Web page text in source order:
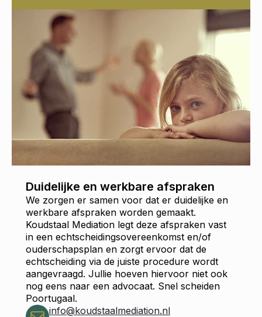
Duidelijke en werkbare afspraken
We zorgen er samen voor dat er duidelijke en
werkbare afspraken worden gemaakt.
Koudstaal Mediation legt deze afspraken vast
in een echtscheidingsovereenkomst en/of
ouderschapsplan en zorgt ervoor dat de
echtscheiding via de juiste procedure wordt
aangevraagd. Jullie hoeven hiervoor niet ook
nog eens naar een advocaat. Snel scheiden
Poortugaal.
info@koudstaalmediation.nl